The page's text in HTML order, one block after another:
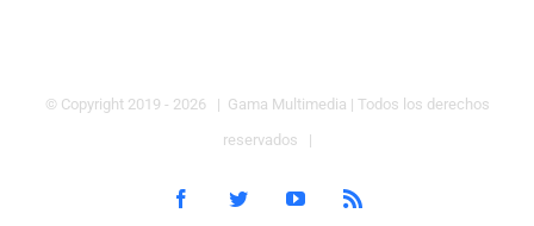
© Copyright 2019 - 2026 | Gama Multimedia | Todos los derechos
reservados |
FacebookTwitterYouTubeRss